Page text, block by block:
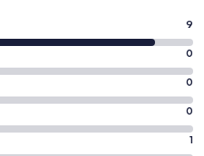
9
0
0
0
1